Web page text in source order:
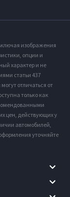
изображения
опции и
характер и не
статьи 437
отличаться от
только как
цен, действующих у
автомобилей,
уточняйте